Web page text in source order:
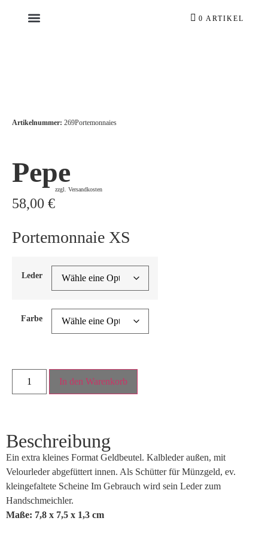
0 ARTIKEL
Artikelnummer: 269Portemonnaies
Pepe
58,00 €
zzgl. Versandkosten
Portemonnaie XS
Leder
Farbe
In den Warenkorb
Beschreibung
Ein extra kleines Format Geldbeutel. Kalbleder außen, mit
Velourleder abgefüttert innen. Als Schütter für Münzgeld, ev.
kleingefaltete Scheine Im Gebrauch wird sein Leder zum
Handschmeichler.
Maße: 7,8 x 7,5 x 1,3 cm